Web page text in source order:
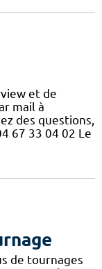
et de
mail à
des questions,
67 33 04 02 Le
de tournages